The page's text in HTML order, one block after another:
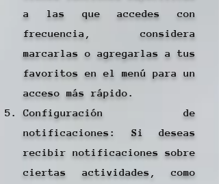
a las que accedes con
frecuencia, considera
marcarlas o agregarlas a tus
favoritos en el menú para un
acceso más rápido.
Configuración de
notificaciones: Si deseas
recibir notificaciones sobre
ciertas actividades, como